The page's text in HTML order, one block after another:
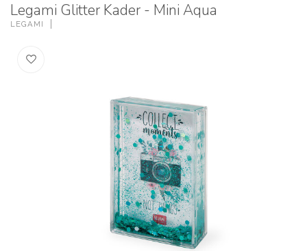
Legami Glitter Kader - Mini Aqua
LEGAMI